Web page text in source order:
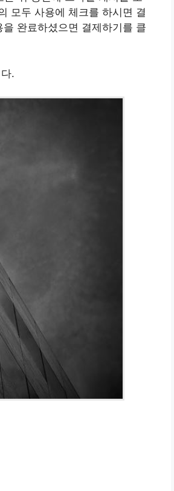
모두 사용에 체크를 하시면 결
완료하셨으면 결제하기를 클
.